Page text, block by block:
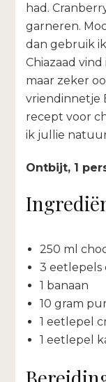
had.
garneren.
dan gebruik
Chiazaad
maar zeker
vriendinnetje
recept voor
ik jullie
Ontbijt, 1
250 ml
3 eetlepels
1 banaan
10 gram
1 eetlepel
1 eetlepel